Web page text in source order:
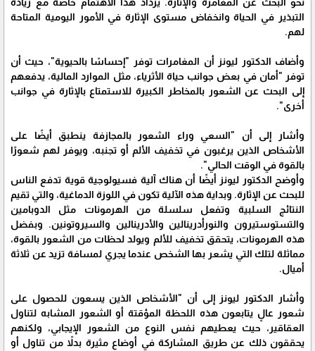
التبذير في الحياة وانخفاض مستوى الإثارة في الأمور اليومية المتاحة
لهم.
وأضاف الدكتور ليونز أن المغامرات توفر "إحساسًا بالحيوية"، حيث أن
توفر "أمان في بعض جوانب حياة الأثرياء، مثل الموارد المالية، يدفعهم
إلى البحث عن الشعور بالمخاطر الكبيرة للاستمتاع بالإثارة في جوانب
أخرى".
وأشار إلى أن "السعي وراء الشعور بالمجازفة ينطبق أيضًا على
الأشخاص الذين يرغبون في تخفيف الألم أو تجنبه، ويوفر لهم شعورًا
بالقوة في الوقت الحالي".
وأوضح الدكتور ليونز أيضًا أن هناك آلية فسيولوجية قوية تدفع الناس
للبحث عن الإثارة. وبداية هذه الآلية تكون في اللوزة الدماغية، والتي تقيم
النتائج السلبية وتفعل سلسلة من الهرمونات مثل الدوبامين
والتستوستيرون والنورأدرينالين والأدرينالين والسيروتونين. وبفضل
هذه الهرمونات، يتحقق تخفيف للألم ويولد لحظات من الشعور بالقوة،
مماثلة لتلك التي يشعر بها الشخص عندما يجري لمسافة تزيد عن ثلاثة
أميال.
وأشار الدكتور ليونز إلى أن "الأشخاص الذين يسعون للحصول على
شعور عالٍ يتابعون هذه اللحظة المؤقتة أو الشعور المشابه لتناول
العقاقير، حيث يعطيهم نفس النوع من الشعور الإيجابي، ولكنهم
يحققون ذلك عن طريق المشاركة في أوضاع مثيرة بدلاً من تناول أو